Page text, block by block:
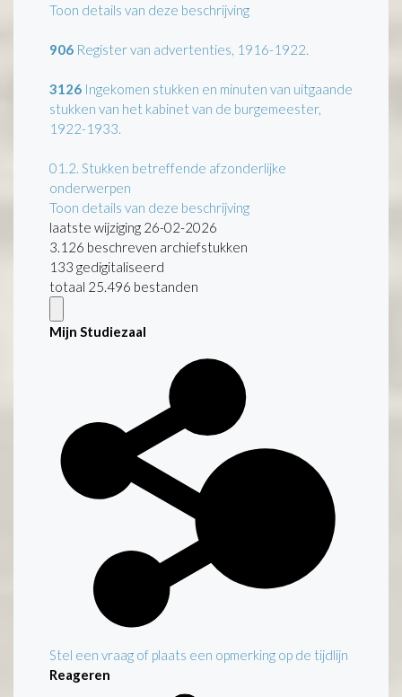
Toon details van deze beschrijving
906 Register van advertenties, 1916-1922.
3126 Ingekomen stukken en minuten van uitgaande
stukken van het kabinet van de burgemeester,
1922-1933.
01.2. Stukken betreffende afzonderlijke
onderwerpen
Toon details van deze beschrijving
laatste wijziging 26-02-2026
3.126 beschreven archiefstukken
133 gedigitaliseerd
totaal 25.496 bestanden
Mijn Studiezaal
Stel een vraag of plaats een opmerking op de tijdlijn
Reageren